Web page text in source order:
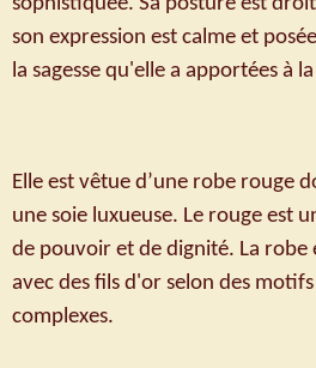
son expression est calme et
la sagesse qu'elle a apportées à
Elle est vêtue d’une robe rouge
une soie luxueuse. Le rouge est
de pouvoir et de dignité. La
avec des fils d'or selon des
complexes.